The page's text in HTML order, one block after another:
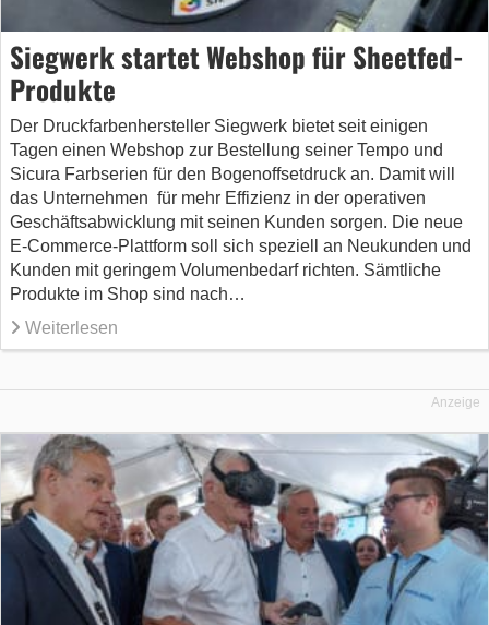
Siegwerk startet Webshop für Sheetfed-
Produkte
Der Druckfarbenhersteller Siegwerk bietet seit einigen
Tagen einen Webshop zur Bestellung seiner Tempo und
Sicura Farbserien für den Bogenoffsetdruck an. Damit will
das Unternehmen für mehr Effizienz in der operativen
Geschäftsabwicklung mit seinen Kunden sorgen. Die neue
E-Commerce-Plattform soll sich speziell an Neukunden und
Kunden mit geringem Volumenbedarf richten. Sämtliche
Produkte im Shop sind nach…
Weiterlesen
Anzeige